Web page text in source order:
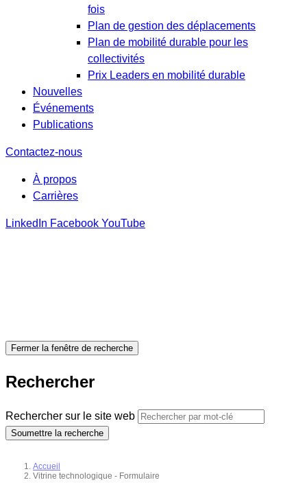
fois
Plan de gestion des déplacements
Plan de mobilité durable pour les
collectivités
Prix Leaders en mobilité durable
Nouvelles
Événements
Publications
Contactez-nous
À propos
Carrières
LinkedIn Facebook YouTube
Fermer la fenêtre de recherche
Rechercher
Rechercher sur le site web
Soumettre la recherche
Accueil
Vitrine technologique - Formulaire